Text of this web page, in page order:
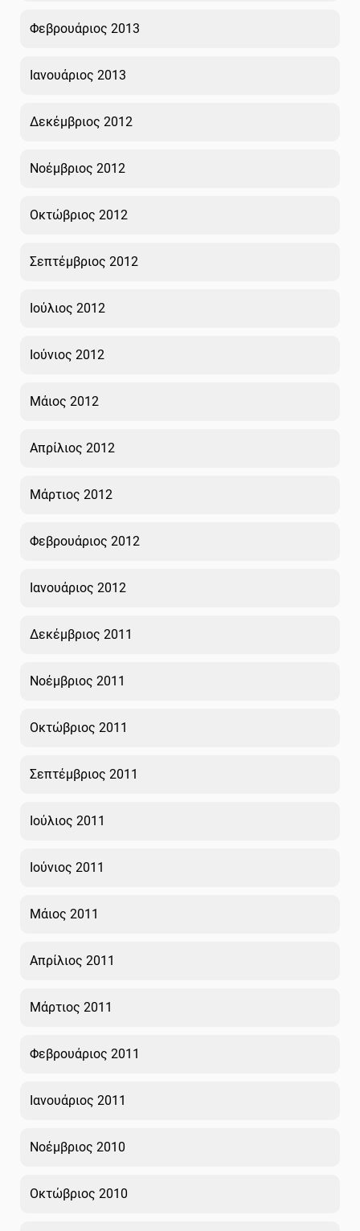
Φεβρουάριος 2013
Ιανουάριος 2013
Δεκέμβριος 2012
Νοέμβριος 2012
Οκτώβριος 2012
Σεπτέμβριος 2012
Ιούλιος 2012
Ιούνιος 2012
Μάιος 2012
Απρίλιος 2012
Μάρτιος 2012
Φεβρουάριος 2012
Ιανουάριος 2012
Δεκέμβριος 2011
Νοέμβριος 2011
Οκτώβριος 2011
Σεπτέμβριος 2011
Ιούλιος 2011
Ιούνιος 2011
Μάιος 2011
Απρίλιος 2011
Μάρτιος 2011
Φεβρουάριος 2011
Ιανουάριος 2011
Νοέμβριος 2010
Οκτώβριος 2010